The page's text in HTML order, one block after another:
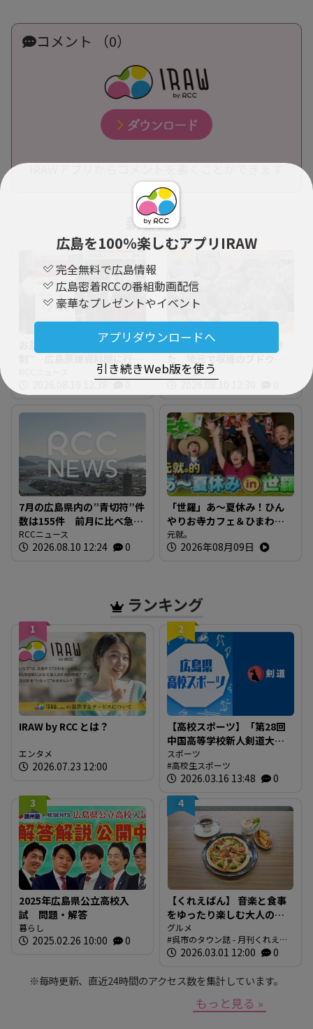
広島を100％楽しむアプリIRAW
完全無料で広島情報
広島密着RCCの番組動画配信
豪華なプレゼントやイベント
アプリダウンロードへ
引き続きWeb版を使う
コメント （0）
新着記事
お盆期間は“終日事前予約
列 その場でWEB予約 混
2026.08.10 12:38 0
猛暑でもいいブドウができ
ワインの初仕込み 広島三
RCCニュース
2026.08.10 12:30
7月の広島県内の”青切符”件
数は155件 前月に比べ急
増 「ながらスマホ」が9割
超えで最多 広島
RCCニュース
2026.08.10 12:24 0
「世羅」あ～夏休み！ひん
やりお寺カフェ＆ひまわり
畑！コウノトリを発見
元就。
2026年08月09日
ランキング
1
IRAW by RCC とは？
エンタメ
2026.07.23 12:00
2
【高校スポーツ】「第28回
中国高等学校新人剣道大
会」結果
スポーツ
高校生スポーツ
2026.03.16 13:48
0
3
2025年広島県公立高校入
試 問題・解答
暮らし
2025.02.26 10:00 0
4
【くれえばん】 音楽と食事
をゆったり楽しむ大人の隠
れ家カフェ「Nobody
Knows」
グルメ
呉市のタウン誌 - 月刊くれえば
ん 2026.03.01 12:00 0
※毎時更新、直近24時間のアクセス数を集計しています。
もっと見る »